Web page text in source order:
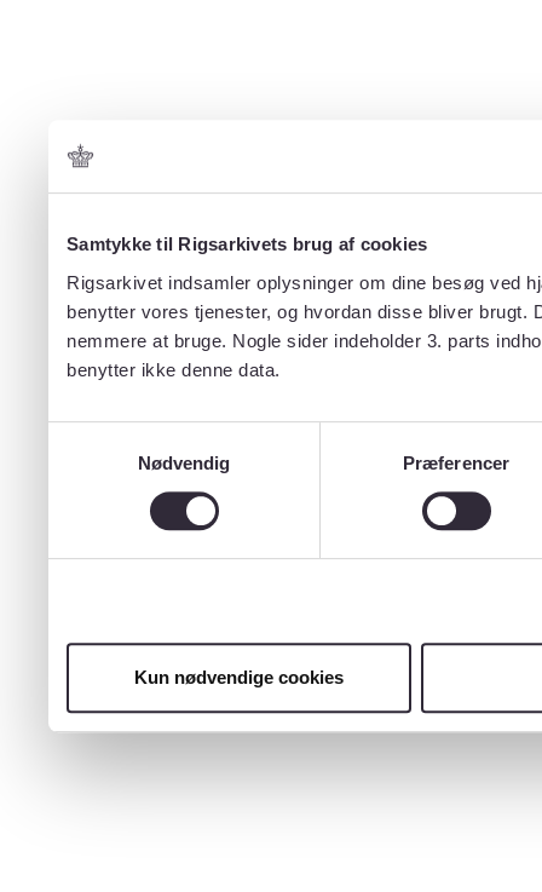
Samtykke til Rigsarkivets brug af cookies
Rigsarkivet indsamler oplysninger om dine besøg ved
benytter vores tjenester, og hvordan disse bliver
nemmere at bruge. Nogle sider indeholder 3. parts
benytter ikke denne data.
Nødvendig
Præferencer
Kun nødvendige cookies